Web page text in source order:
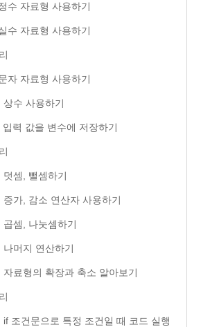
수 자료형 사용하기
수 자료형 사용하기
자 자료형 사용하기
상수 사용하기
입력 값을 변수에 저장하기
덧셈, 뺄셈하기
증가, 감소 연산자 사용하기
곱셈, 나눗셈하기
나머지 연산하기
자료형의 확장과 축소 알아보기
if 조건문으로 특정 조건일 때 코드 실행